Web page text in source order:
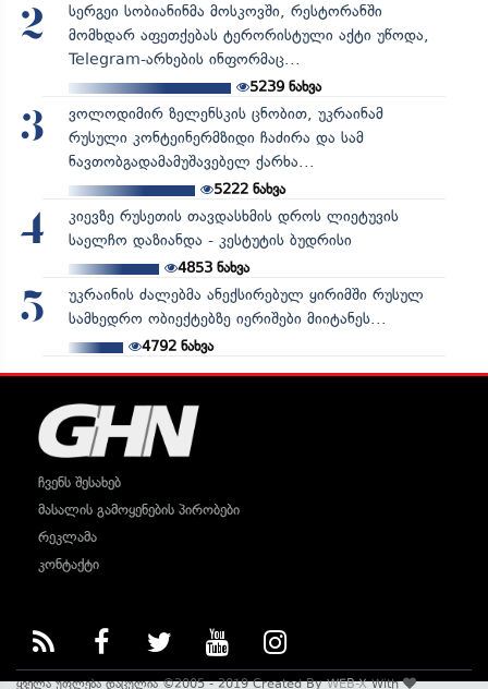
2
სერგეი სობიანინმა მოსკოვში, რესტორანში
მომხდარ აფეთქებას ტერორისტული აქტი უწოდა,
Telegram-არხების ინფორმაც...
5239ნახვა
3
ვოლოდიმირ ზელენსკის ცნობით, უკრაინამ
რუსული კონტეინერმზიდი ჩაძირა და სამ
ნავთობგადამამუშავებელ ქარხა...
5222ნახვა
4
კიევზე რუსეთის თავდასხმის დროს ლიეტუვის
საელჩო დაზიანდა - კესტუტის ბუდრისი
4853ნახვა
5
უკრაინის ძალებმა ანექსირებულ ყირიმში რუსულ
სამხედრო ობიექტებზე იერიშები მიიტანეს...
4792ნახვა
ჩვენს შესახებ
მასალის გამოყენების პირობები
რეკლამა
კონტაქტი
ყველა უფლება დაცულია ©2005 - 2019 Created ByWEB-XWith